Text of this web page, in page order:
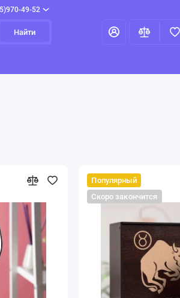
49-52
Найти
Популярный
Скоро закончится